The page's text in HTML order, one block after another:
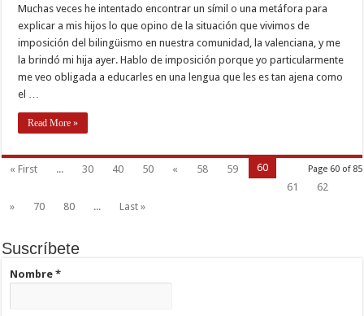
aldea
Muchas veces he intentado encontrar un símil o una metáfora para
explicar a mis hijos lo que opino de la situación que vivimos de
imposición del bilingüismo en nuestra comunidad, la valenciana, y me
la brindó mi hija ayer. Hablo de imposición porque yo particularmente
me veo obligada a educarles en una lengua que les es tan ajena como
el …
Read More »
Page 60 of 85
« First ... 30 40 50 « 58 59
60
61
62
»
70 80 ... Last »
Suscríbete
Nombre*